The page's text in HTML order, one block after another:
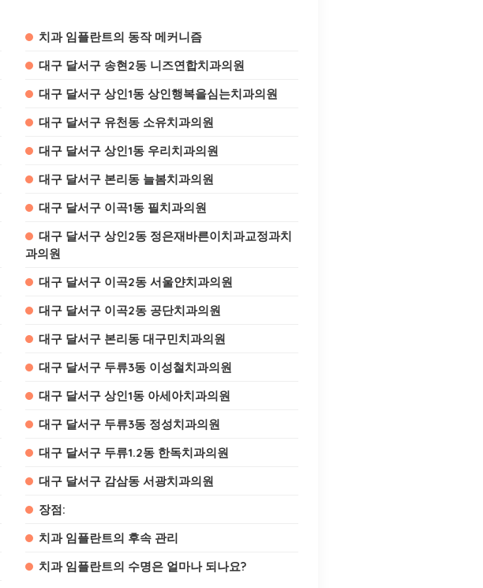
치과 임플란트의 동작 메커니즘
대구 달서구 송현2동 니즈연합치과의원
대구 달서구 상인1동 상인행복을심는치과의원
대구 달서구 유천동 소유치과의원
대구 달서구 상인1동 우리치과의원
대구 달서구 본리동 늘봄치과의원
대구 달서구 이곡1동 필치과의원
대구 달서구 상인2동 정은재바른이치과교정과치
과의원
대구 달서구 이곡2동 서울얀치과의원
대구 달서구 이곡2동 공단치과의원
대구 달서구 본리동 대구민치과의원
대구 달서구 두류3동 이성철치과의원
대구 달서구 상인1동 아세아치과의원
대구 달서구 두류3동 정성치과의원
대구 달서구 두류1.2동 한독치과의원
대구 달서구 감삼동 서광치과의원
장점:
치과 임플란트의 후속 관리
치과 임플란트의 수명은 얼마나 되나요?